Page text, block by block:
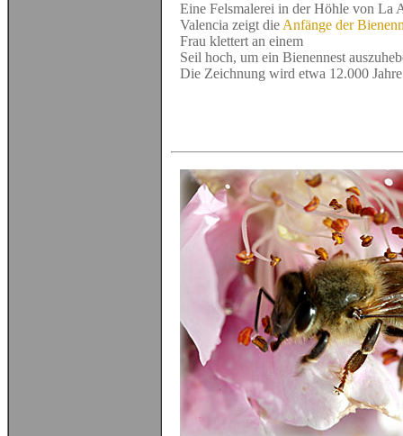
Eine Felsmalerei in der Höhle von La
Valencia zeigt die Anfänge der
Frau klettert an einem
Seil hoch, um ein Bienennest
Die Zeichnung wird etwa 12.000